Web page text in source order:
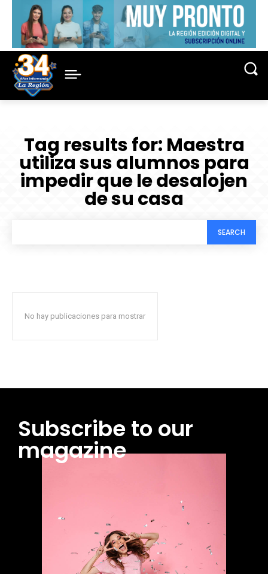
Tag results for: Maestra
utiliza sus alumnos para
impedir que le desalojen
de su casa
SEARCH
No hay publicaciones para mostrar
Subscribe to our
magazine